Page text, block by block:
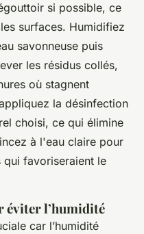
si possible, ce
surfaces. Humidifiez
savonneuse puis
les résidus collés,
où stagnent
la désinfection
choisi, ce qui élimine
à l'eau claire pour
favoriseraient le
éviter l’humidité
car l’humidité